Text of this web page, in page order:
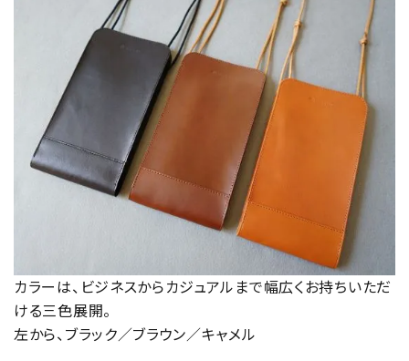
カラーは、ビジネスからカジュアルまで幅広くお持ちいただ
ける三色展開。
左から、ブラック／ブラウン／キャメル